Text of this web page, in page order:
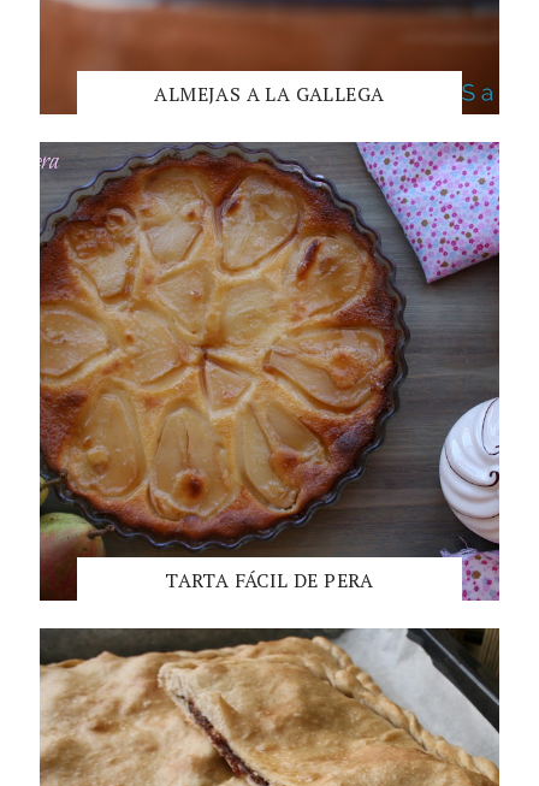
ALMEJAS A LA GALLEGA
TARTA FÁCIL DE PERA